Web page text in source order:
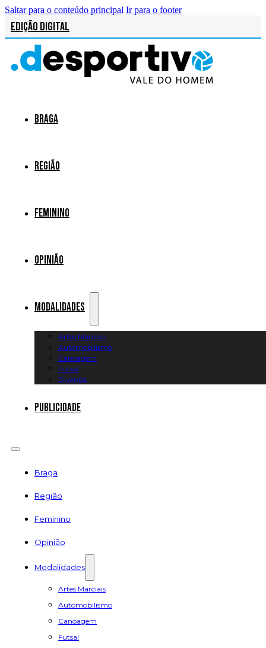
Saltar para o conteúdo principal Ir para o footer
Edição Digital
Braga
Região
Feminino
Opinião
Modalidades
Artes Marciais
Automobilismo
Canoagem
Futsal
Diversos
Publicidade
Braga
Região
Feminino
Opinião
Modalidades
Artes Marciais
Automobilismo
Canoagem
Futsal